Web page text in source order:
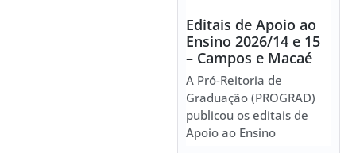
Editais de Apoio ao
Ensino 2026/14 e 15
– Campos e Macaé
A Pró-Reitoria de
Graduação (PROGRAD)
publicou os editais de
Apoio ao Ensino